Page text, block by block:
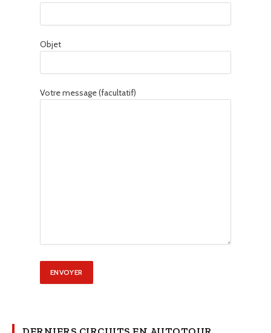
Objet
Votre message (facultatif)